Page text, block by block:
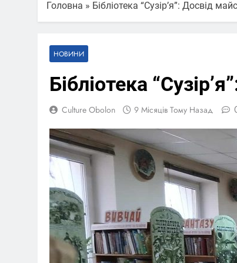
Головна » Бібліотека “Сузірʼя”: Досвід
НОВИНИ
Бібліотека
Culture Obolon 9 Місяців Тому Назад